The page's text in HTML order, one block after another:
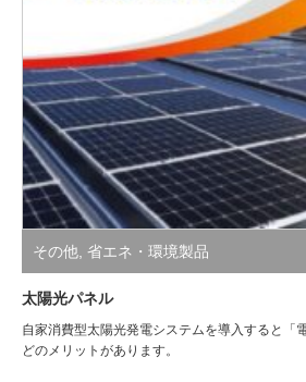
その他 省エネ・環境製品
太陽光パネル
自家消費型太陽光発電システムを導入すると「
どのメリットがあります。